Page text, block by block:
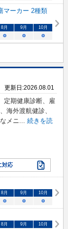
マーカー 2種類
8 月 9 月 10月
○ ○ ○
更新日:2026.08.01
定期健康診断、雇
海外渡航健診、
メニ... 続きを読
対応
8月 9月 10月
○ ○ ○
8月 9月 10月